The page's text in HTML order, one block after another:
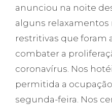
anunciou na noite
alguns relaxamentos
restritivas que foram
combater a
coronavírus. Nos
permitida a
segunda-feira. Nos